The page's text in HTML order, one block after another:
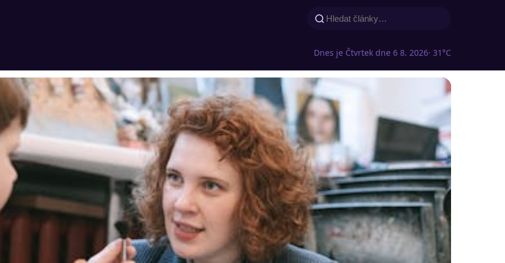
Dnes je Čtvrtek dne 6 8. 2026· 31°C